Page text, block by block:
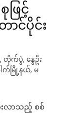
ြင့်
င်ပိုင်း
, ‌တိုက်ပွဲ, နွေဦး
က်မြို့နယ်, မ
းလာသည့် စစ်